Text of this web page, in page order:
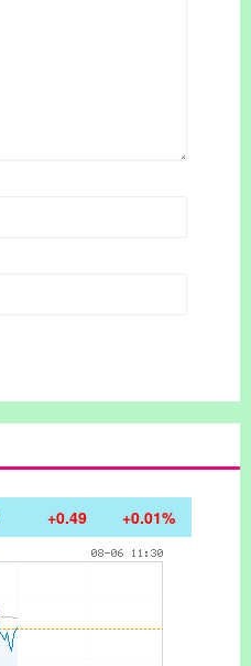
+0.49 +0.01%